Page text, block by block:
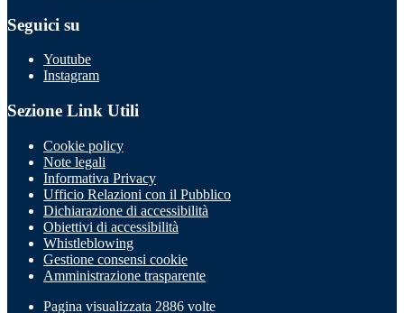
Seguici su
Youtube
Instagram
Sezione Link Utili
Cookie policy
Note legali
Informativa Privacy
Ufficio Relazioni con il Pubblico
Dichiarazione di accessibilità
Obiettivi di accessibilità
Whistleblowing
Gestione consensi cookie
Amministrazione trasparente
Pagina visualizzata 2886 volte